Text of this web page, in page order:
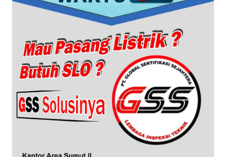
BINTAN
MANDALIKA
WN
LIKUPANG
WN
LABUANBAJO
BORNEO